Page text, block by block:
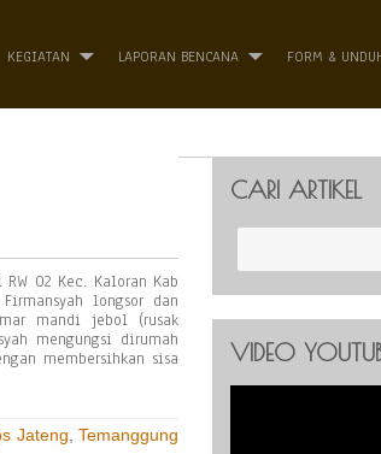
KEGIATAN LAPORAN BENCANA FORM &
02 Kec. Kaloran Kab
longsor dan
mandi jebol (rusak
mengungsi dirumah
membersihkan sisa
Jateng ,Temanggung
CARI ARTIKEL
VIDEO